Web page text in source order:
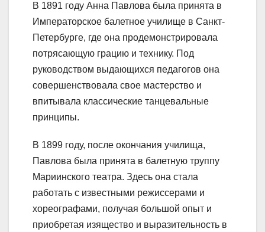
В 1891 году Анна Павлова была принята в
Императорское балетное училище в Санкт-
Петербурге, где она продемонстрировала
потрясающую грацию и технику. Под
руководством выдающихся педагогов она
совершенствовала свое мастерство и
впитывала классические танцевальные
принципы.
В 1899 году, после окончания училища,
Павлова была принята в балетную труппу
Мариинского театра. Здесь она стала
работать с известными режиссерами и
хореографами, получая большой опыт и
приобретая изящество и выразительность в